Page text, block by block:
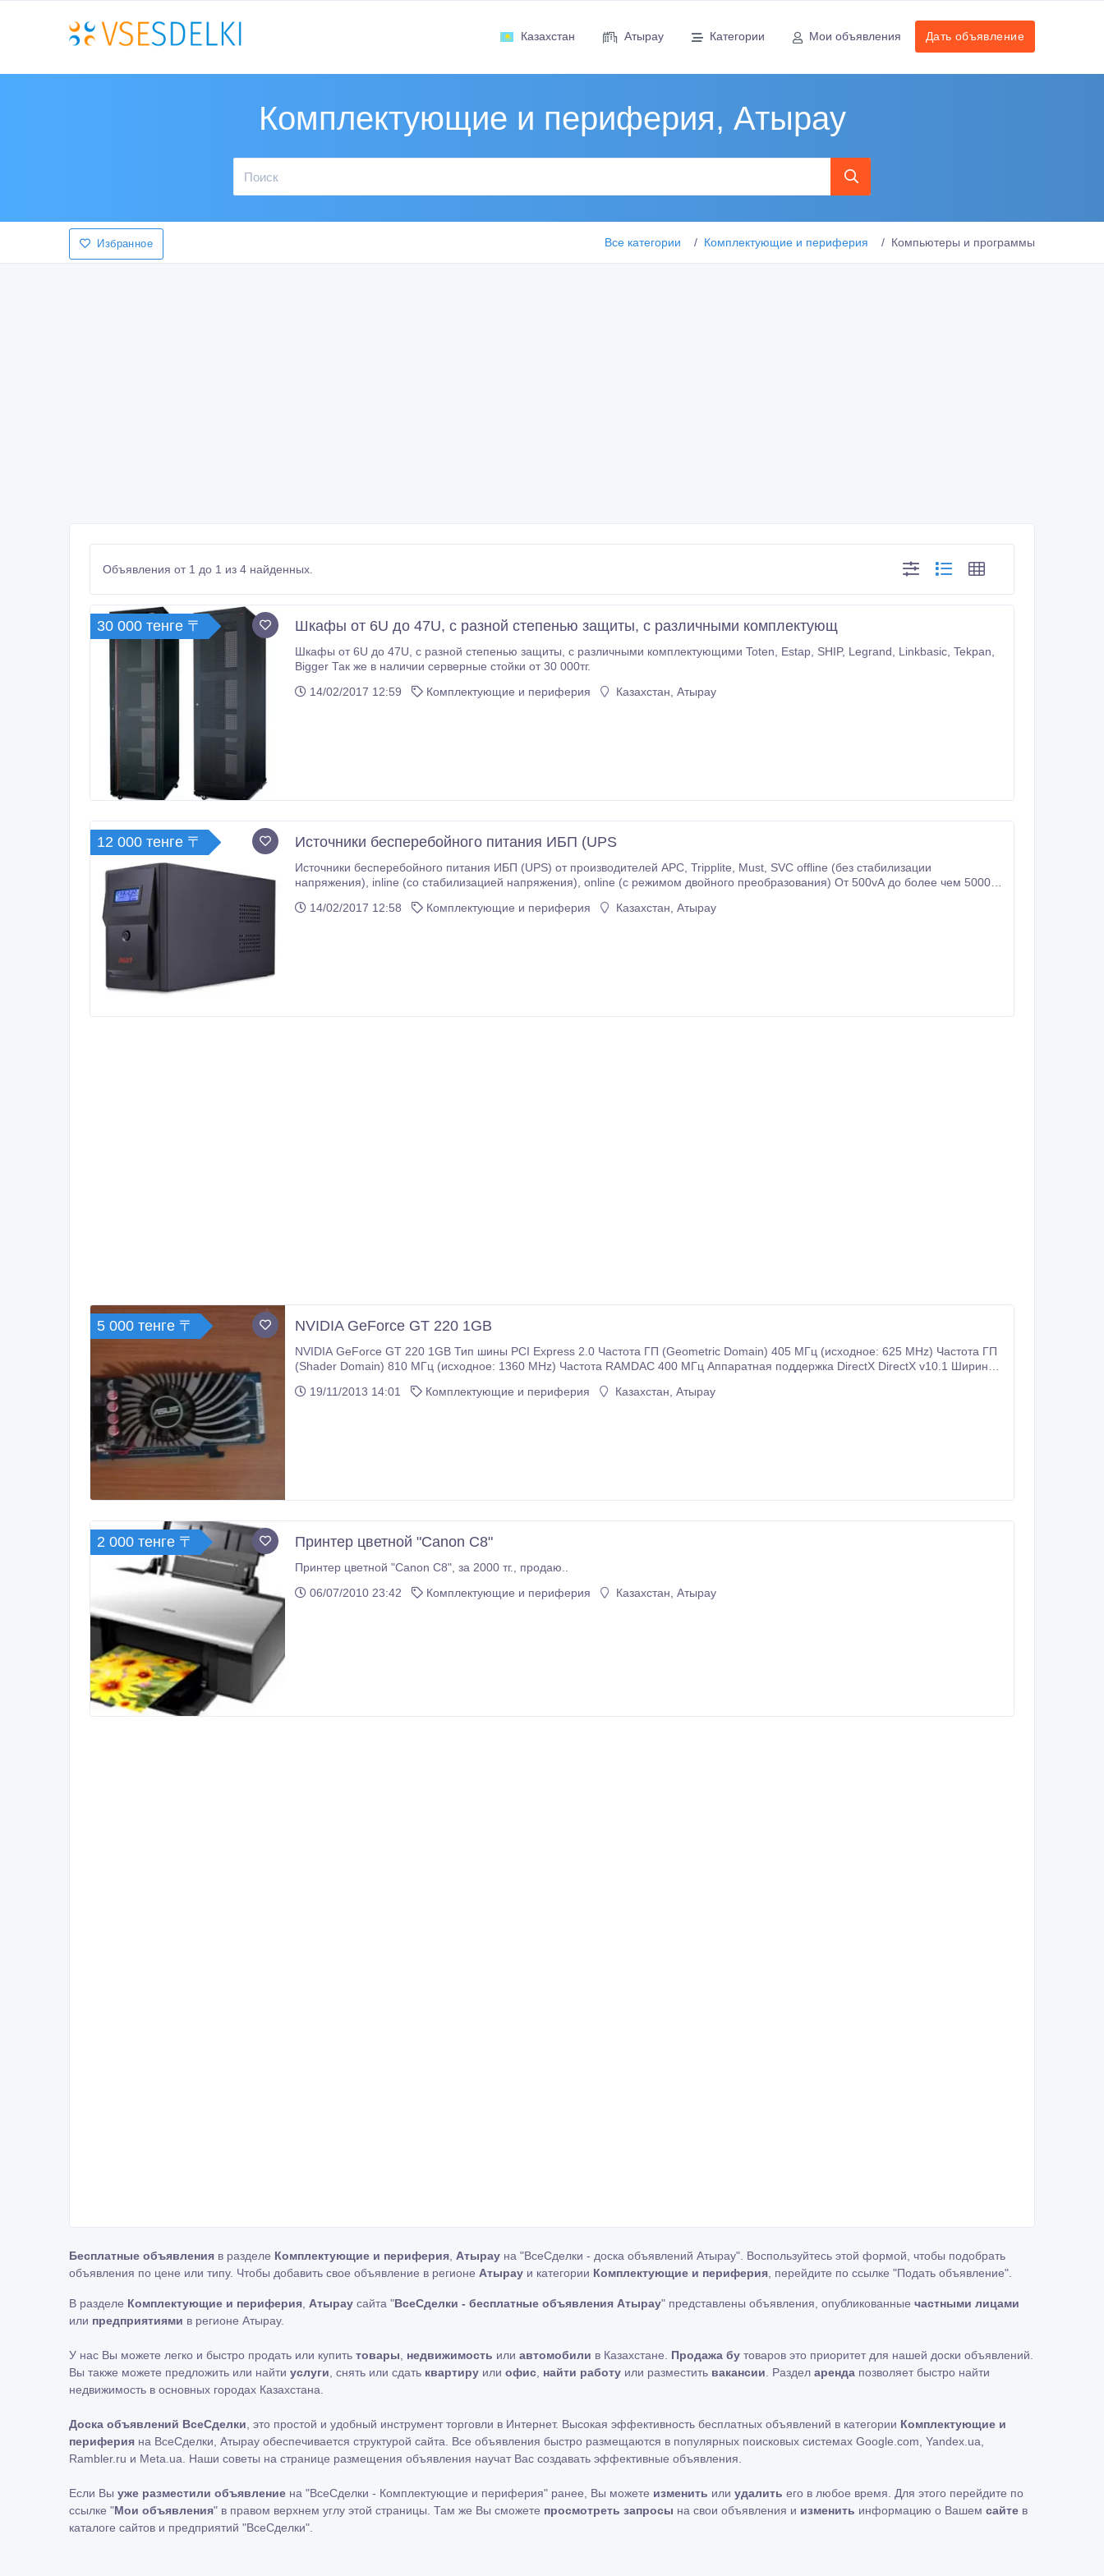
Казахстан Атырау Категории Мои объявления Дать объявление
Комплектующие и периферия, Атырау
Избранное Все категории Комплектующие и периферия Компьютеры и программы
Объявления от 1 до 1 из 4 найденных.
30 000 тенге 〒 Шкафы от 6U до 47U, с разной степенью защиты, с различными комплектующ
Шкафы от 6U до 47U, с разной степенью защиты, с различными комплектующими Toten, Estap, SHIP, Legrand, Linkbasic, Tekpan,
Bigger Так же в наличии серверные стойки от 30 000тг.
14/02/2017 12:59
Комплектующие и периферия Казахстан, Атырау
12 000 тенге 〒 Источники бесперебойного питания ИБП (UPS
Источники бесперебойного питания ИБП (UPS) от производителей APC, Tripplite, Must, SVC offline (без стабилизации
напряжения), inline (со стабилизацией напряжения), online (с режимом двойного преобразования) От 500vA до более чем 5000vA
14/02/2017 12:58
Комплектующие и периферия Казахстан, Атырау
5 000 тенге 〒 NVIDIA GeForce GT 220 1GB
NVIDIA GeForce GT 220 1GB Тип шины PCI Express 2.0 Частота ГП (Geometric Domain) 405 МГц (исходное: 625 MHz) Частота ГП
(Shader Domain) 810 МГц (исходное: 1360 MHz) Частота RAMDAC 400 МГц Аппаратная поддержка DirectX DirectX v10.1 Ширина
19/11/2013 14:01
Комплектующие и периферия Казахстан, Атырау
2 000 тенге 〒 Принтер цветной "Canon С8"
Принтер цветной "Canon С8", за 2000 тг., продаю..
06/07/2010 23:42
Комплектующие и периферия Казахстан, Атырау
Бесплатные объявления в разделе Комплектующие и периферия Атырау на "ВсеСделки - доска объявлений Атырау". Воспользуйтесь этой формой, чтобы подобрать
объявления по цене или типу. Чтобы добавить свое объявление в регионе Атырау и категории Комплектующие и периферия , перейдите по ссылке "Подать объявление"
В разделе Комплектующие и периферия Атырау сайта "ВсеСделки - бесплатные объявления Атырау" представлены объявления, опубликованные частными лицами
или предприятиями в регионе Атырау.
У нас Вы можете легко и быстро продать или купить товары недвижимость или автомобили в Казахстане. Продажа бу товаров это приоритет для нашей доски объявлений.
Вы также можете предложить или найти услуги , снять или сдать квартиру или офис найти работу или разместить вакансии . Раздел аренда позволяет быстро найти
недвижимость в основных городах Казахстана.
Доска объявлений ВсеСделки , это простой и удобный инструмент торговли в Интернет. Высокая эффективность бесплатных объявлений в категории Комплектующие и
периферия на ВсеСделки, Атырау обеспечивается структурой сайта. Все объявления быстро размещаются в популярных поисковых системах Google.com, Yandex.ua,
Rambler.ru и Meta.ua. Наши советы на странице размещения объявления научат Вас создавать эффективные объявления.
Если Вы уже разместили объявление на "ВсеСделки - Комплектующие и периферия" ранее, Вы можете изменить или удалить его в любое время. Для этого перейдите по
ссылке "Мои объявления" в правом верхнем углу этой страницы. Там же Вы сможете просмотреть запросы на свои объявления и изменить информацию о Вашем сайте в
каталоге сайтов и предприятий "ВсеСделки".